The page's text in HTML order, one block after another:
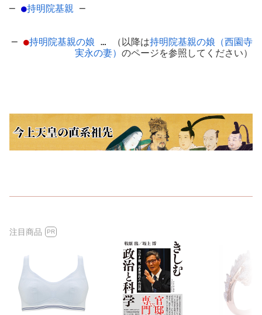
─ ●持明院基親 ─
─ ●持明院基親の娘 … （以降は持明院基親の娘（西園寺
実永の妻） のページを参照してください）
注目商品 PR